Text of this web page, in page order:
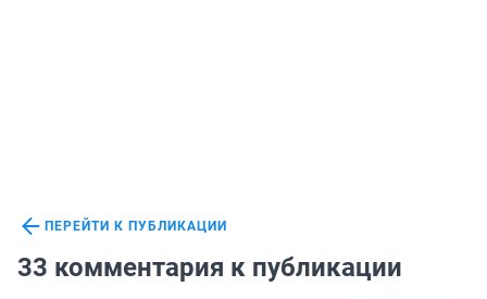
ПЕРЕЙТИ К ПУБЛИКАЦИИ
33 комментария к публикации